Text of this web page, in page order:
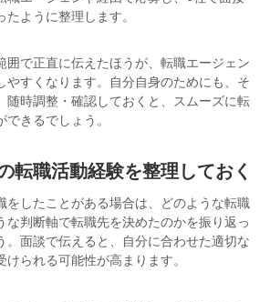
ように整理します。
囲で正直に伝えたほうが、転職エージェン
やすくなります。自分自身のためにも、そ
随時調整・確認しておくと、スムーズに転
きるでしょう。
転職活動経験を整理しておく
をしたことがある場合は、どのような転職
な判断軸で転職先を決めたのかを振り返っ
。面談で伝えると、自分に合わせた適切な
られる可能性が高まります。